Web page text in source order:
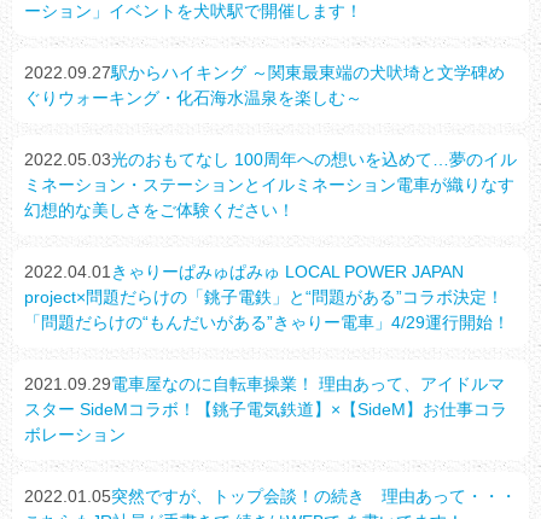
ーション」イベントを犬吠駅で開催します！
2022.09.27駅からハイキング ～関東最東端の犬吠埼と文学碑め
ぐりウォーキング・化石海水温泉を楽しむ～
2022.05.03光のおもてなし 100周年への想いを込めて…夢のイル
ミネーション・ステーションとイルミネーション電車が織りなす
幻想的な美しさをご体験ください！
2022.04.01 きゃりーぱみゅぱみゅ LOCAL POWER JAPAN
project×問題だらけの「銚子電鉄」と“問題がある”コラボ決定！
「問題だらけの“もんだいがある”きゃりー電車」4/29運行開始！
2021.09.29電車屋なのに自転車操業！ 理由あって、アイドルマ
スター SideMコラボ！【銚子電気鉄道】×【SideM】お仕事コラ
ボレーション
2022.01.05突然ですが、トップ会談！の続き 理由あって・・・